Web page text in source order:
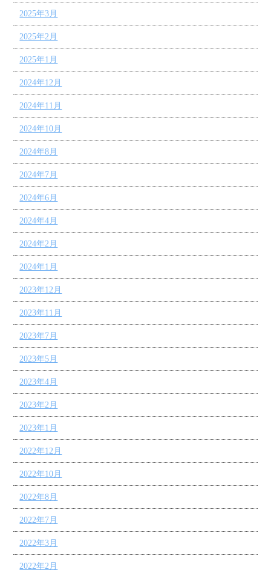
2025年3月
2025年2月
2025年1月
2024年12月
2024年11月
2024年10月
2024年8月
2024年7月
2024年6月
2024年4月
2024年2月
2024年1月
2023年12月
2023年11月
2023年7月
2023年5月
2023年4月
2023年2月
2023年1月
2022年12月
2022年10月
2022年8月
2022年7月
2022年3月
2022年2月